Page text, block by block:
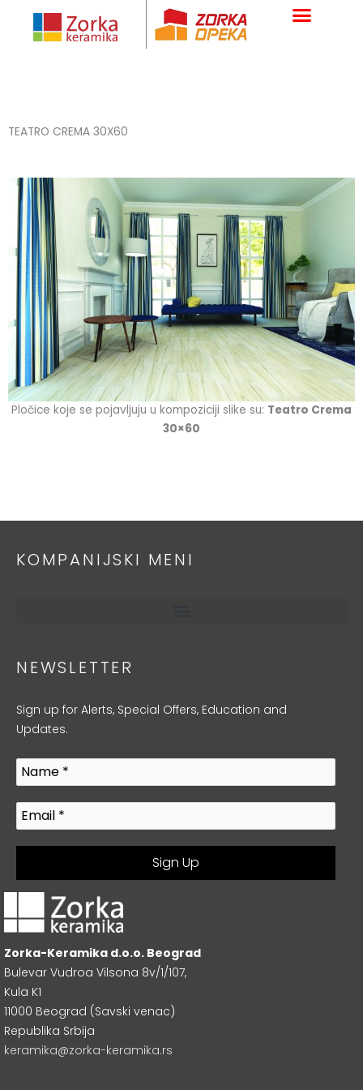
content
TEATRO CREMA 30X60
Pločice koje se pojavljuju u kompoziciji slike su: Teatro Crema
30×60
KOMPANIJSKI MENI
NEWSLETTER
Sign up for Alerts, Special Offers, Education and
Updates.
Zorka-Keramika d.o.o. Beograd
Bulevar Vudroa Vilsona 8v/1/107,
Kula K1
11000 Beograd (Savski venac)
Republika Srbija
keramika@zorka-keramika.rs